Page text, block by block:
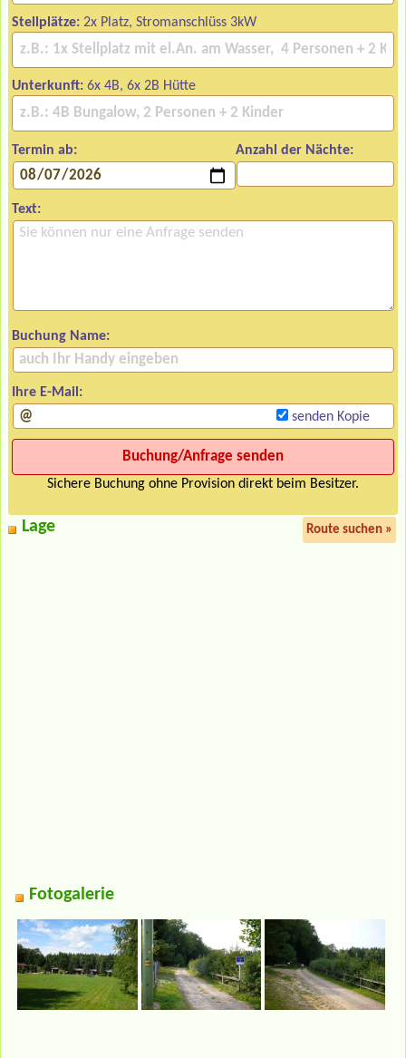
Stellplätze: 2x Platz, Stromanschlüss 3kW
Unterkunft: 6x 4B, 6x 2B Hütte
Termin ab: Anzahl der Nächte:
Text:
Buchung Name:
Ihre E-Mail:
senden Kopie
Sichere Buchung ohne Provision direkt beim Besitzer.
Lage Route suchen »
Fotogalerie